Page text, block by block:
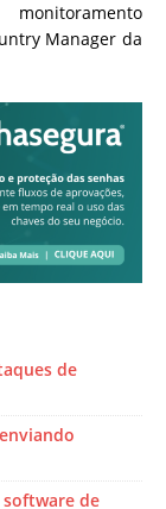
Manager da
de
software de